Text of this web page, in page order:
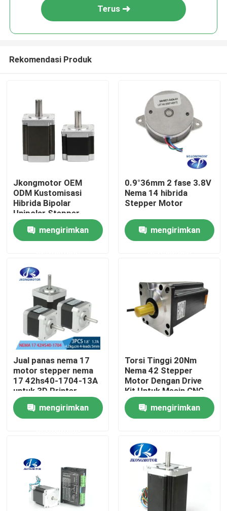
Rumah
Tentang kami
Tur Pabrik
Kontrol kualitas
Hubungi kami
Permintaan Penawaran
motor servo stepper terintegrasi
Servo motor DC terintegrasi
Motor DC Brushless
Terus
Rekomendasi Produk
Jkongmotor OEM
ODM Kustomisasi
Hibrida Bipolar
Unipolar Stepper
Motor dengan
Gearbox Encoder Rem
Driver Terintegrasi
mengirimkan
0.9°36mm 2 fase 3.8V
Nema 14 hibrida
Stepper Motor
mengirimkan
Jual panas nema 17
motor stepper nema
17 42hs40-1704-13A
untuk 3D Printer
mengirimkan
Torsi Tinggi 20Nm
Nema 42 Stepper
Motor Dengan Drive
Kit Untuk Mesin CNC
mengirimkan